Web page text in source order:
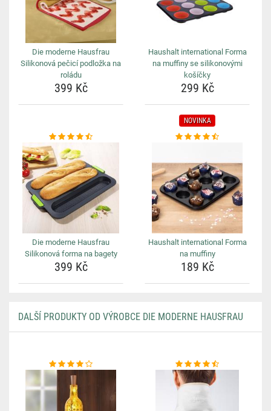
Die moderne Hausfrau
Silikonová pečicí podložka na
roládu
399 Kč
Haushalt international Forma
na muffiny se silikonovými
košíčky
299 Kč
Die moderne Hausfrau
Silikonová forma na bagety
399 Kč
NOVINKA
Haushalt international Forma
na muffiny
189 Kč
DALŠÍ PRODUKTY OD VÝROBCE DIE MODERNE HAUSFRAU